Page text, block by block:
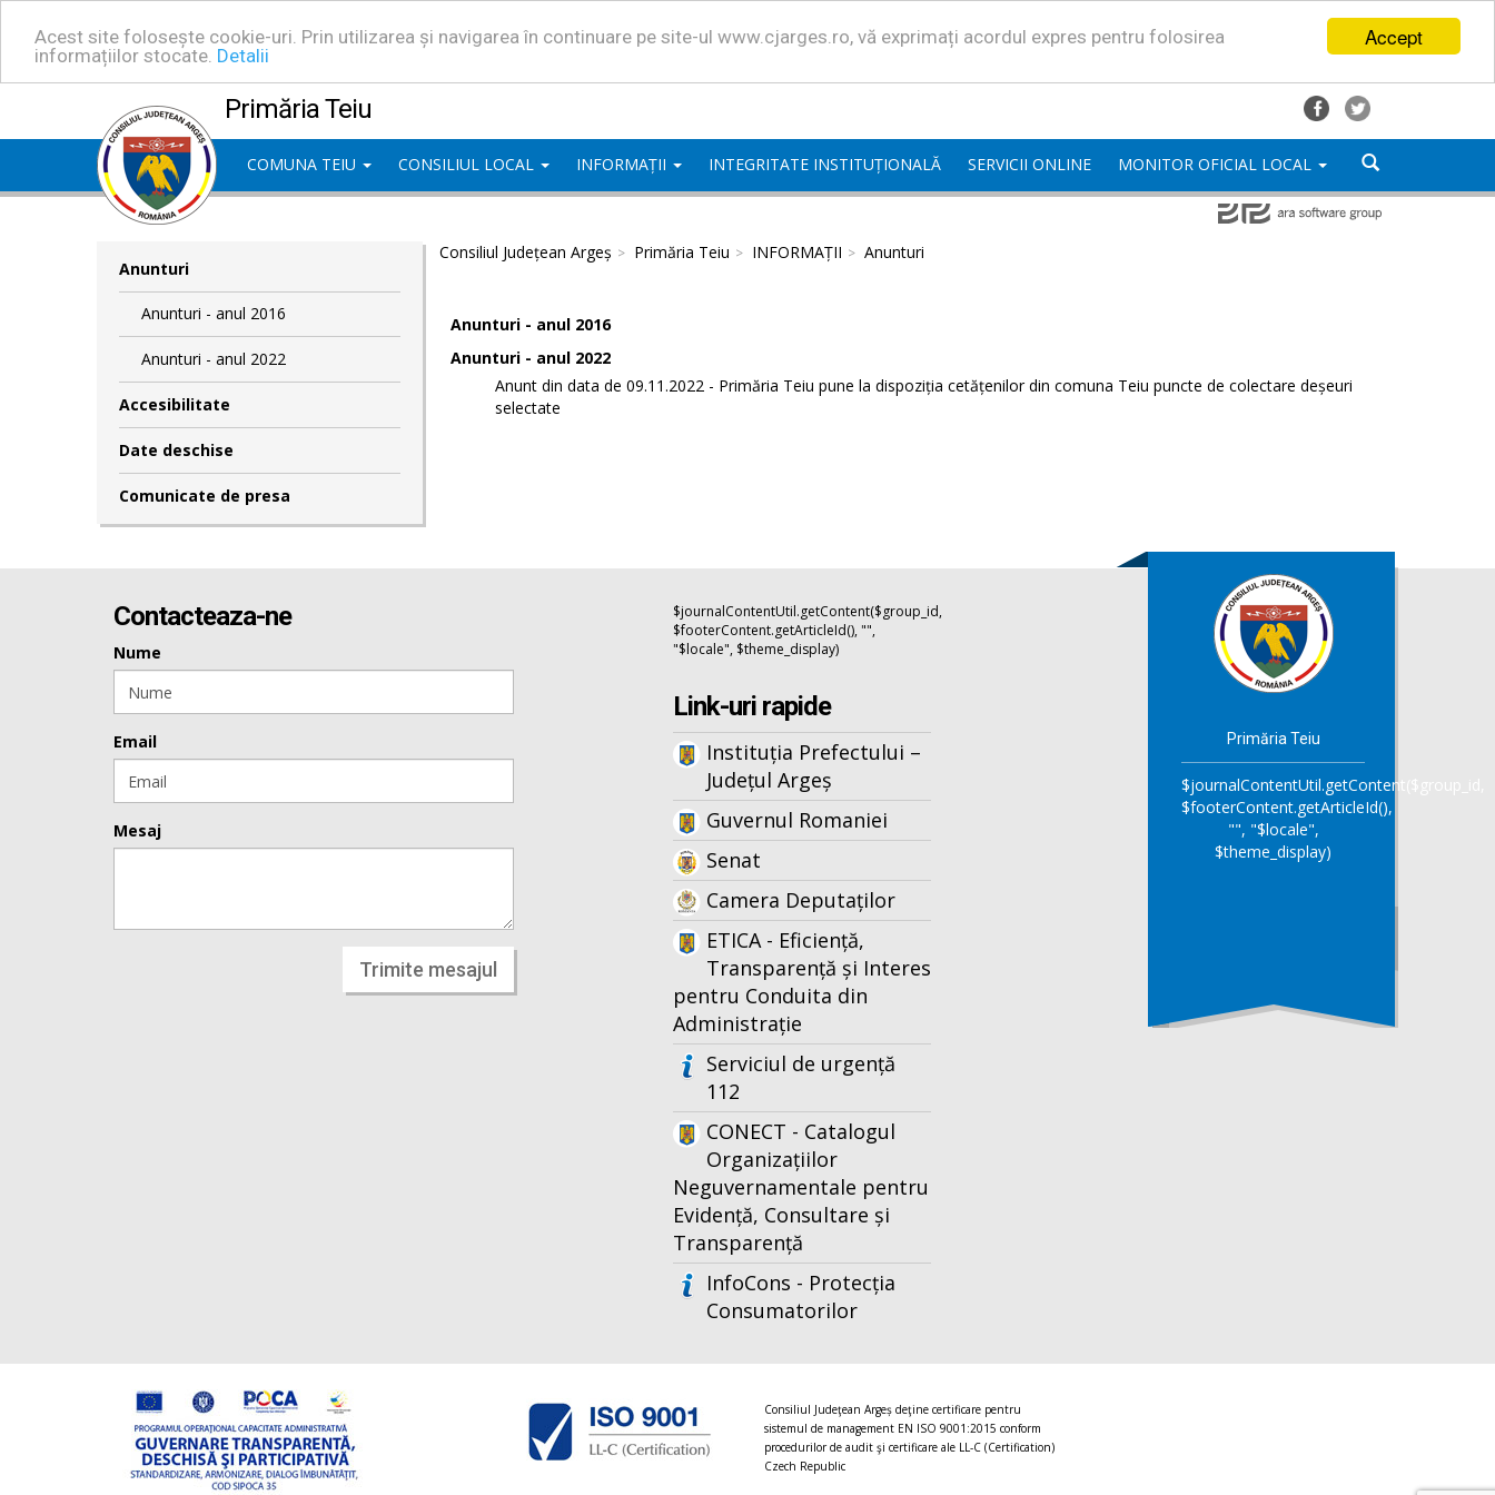
Accept
Acest site folosește cookie-uri. Prin utilizarea și navigarea în continuare pe site-ul www.cjarges.ro, vă exprimați acordul expres pentru folosirea
informațiilor stocate. Detalii
Primăria Teiu
COMUNA TEIU CONSILIUL LOCAL INFORMAȚII INTEGRITATE INSTITUȚIONALĂ SERVICII ONLINE MONITOR OFICIAL LOCAL
Anunturi
Anunturi - anul 2016
Anunturi - anul 2022
Accesibilitate
Date deschise
Comunicate de presa
Consiliul Județean Argeș Primăria Teiu INFORMAȚII Anunturi
Anunturi - anul 2016
Anunturi - anul 2022
Anunt din data de 09.11.2022 - Primăria Teiu pune la dispoziția cetățenilor din comuna Teiu puncte de colectare deșeuri
selectate
Contacteaza-ne
Nume
Email
Mesaj
Trimite mesajul
$journalContentUtil.getContent($group_id,
$footerContent.getArticleId(), "",
"$locale", $theme_display)
Link-uri rapide
Instituția Prefectului –
Județul Argeș
Guvernul Romaniei
Senat
Camera Deputaților
ETICA - Eficiență,
Transparență și Interes
pentru Conduita din
Administrație
Serviciul de urgență
112
CONECT - Catalogul
Organizațiilor
Neguvernamentale pentru
Evidență, Consultare și
Transparență
InfoCons - Protecția
Consumatorilor
Primăria Teiu
$journalContentUtil.getContent($group_id,
$footerContent.getArticleId(),
"", "$locale",
$theme_display)
Consiliul Judeţean Argeș deţine certificare pentru
sistemul de management EN ISO 9001:2015 conform
procedurilor de audit şi certificare ale LL-C (Certification)
Czech Republic